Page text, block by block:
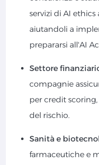
servizi di AI ethics
aiutandoli a
prepararsi all'AI
Settore
compagnie
per credit
del rischio.
Sanità e
farmaceutiche e